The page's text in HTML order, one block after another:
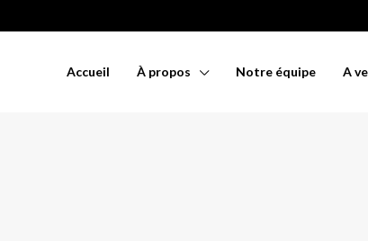
Accueil À propos Notre équipe A